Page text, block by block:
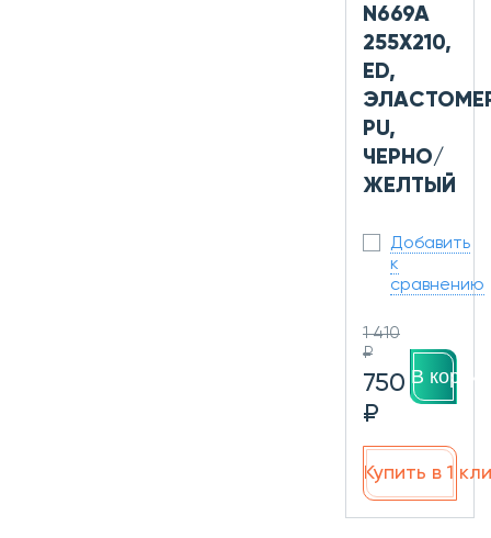
N669A
255X210,
ED,
PU,
ЧЕРНО/
ЖЕЛТЫЙ
Добавить
к
сравнению
1 410
₽
750
₽
В
Купить в 1